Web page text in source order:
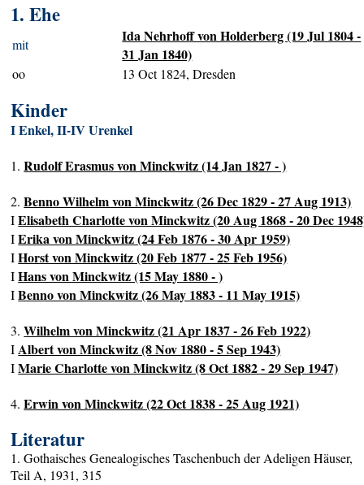
1. Ehe
mit
Ida Nehrhoff von Holderberg (19 Jul 1804 -
31 Jan 1840)
oo 13 Oct 1824, Dresden
Kinder
I Enkel, II-IV Urenkel
1.Rudolf Erasmus von Minckwitz (14 Jan 1827 - )
2.Benno Wilhelm von Minckwitz (26 Dec 1829 - 27 Aug 1913)
IElisabeth Charlotte von Minckwitz (20 Aug 1868 - 20 Dec
IErika von Minckwitz (24 Feb 1876 - 30 Apr 1959)
IHorst von Minckwitz (20 Feb 1877 - 25 Feb 1956)
IHans von Minckwitz (15 May 1880 - )
IBenno von Minckwitz (26 May 1883 - 11 May 1915)
3.Wilhelm von Minckwitz (21 Apr 1837 - 26 Feb 1922)
IAlbert von Minckwitz (8 Nov 1880 - 5 Sep 1943)
IMarie Charlotte von Minckwitz (8 Oct 1882 - 29 Sep 1947)
4.Erwin von Minckwitz (22 Oct 1838 - 25 Aug 1921)
Literatur
1. Gothaisches Genealogisches Taschenbuch der Adeligen Häuser,
Teil A, 1931, 315